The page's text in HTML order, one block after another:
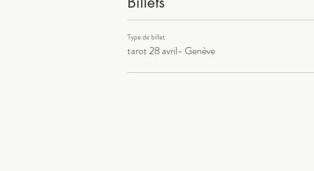
Type de billet
tarot 28 avril- Genève